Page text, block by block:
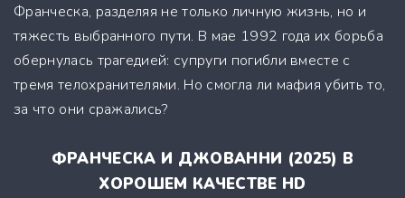
Франческа, разделяя не только личную жизнь, но и
тяжесть выбранного пути. В мае 1992 года их борьба
обернулась трагедией: супруги погибли вместе с
тремя телохранителями. Но смогла ли мафия убить то,
за что они сражались?
ФРАНЧЕСКА И ДЖОВАННИ (2025) В
ХОРОШЕМ КАЧЕСТВЕ HD